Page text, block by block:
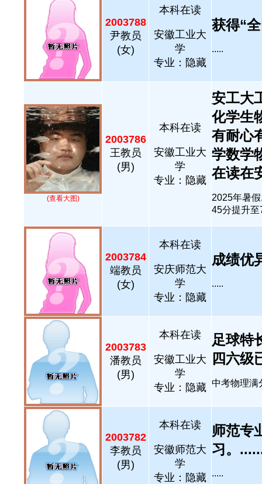
2003788
尹教员
(女)
本科在读
安徽工业大
学
专业：隐藏
获得“
.....
(查看大图)
2003786
王教员
(男)
本科在读
安徽工业大
学
专业：隐藏
安工大
化学生
有耐心
学数学
在读在
2025年暑
45分提升至
2003784
端教员
(女)
本科在读
安庆师范大
学
专业：隐藏
成绩优
.....
2003783
潘教员
(男)
本科在读
安徽工业大
学
专业：隐藏
足球特
四六级
中考物理满
2003782
李教员
(男)
本科在读
安徽师范大
学
专业：隐藏
师范专
习。
.....